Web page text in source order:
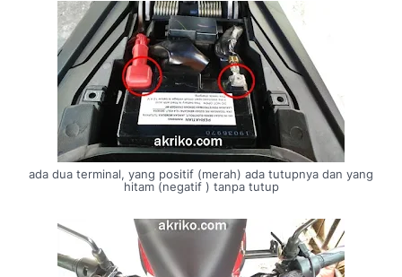
ada dua terminal, yang positif (merah) ada tutupnya dan yang
hitam (negatif ) tanpa tutup